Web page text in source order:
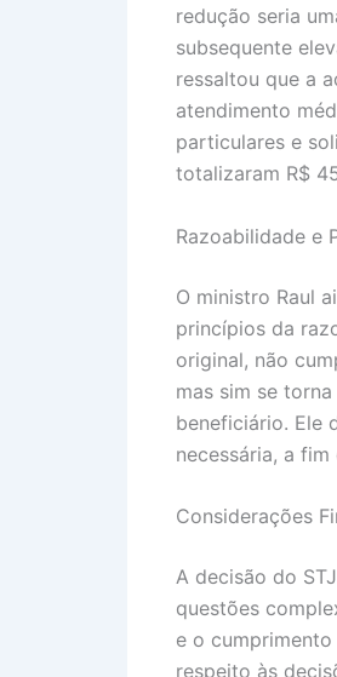
redução seria
subsequente
ressaltou que a
atendimento
particulares e
totalizaram R$
Razoabilidade e
O ministro Raul
princípios da
original, não
mas sim se
beneficiário. Ele
necessária, a
Considerações
A decisão do
questões
e o
respeito às